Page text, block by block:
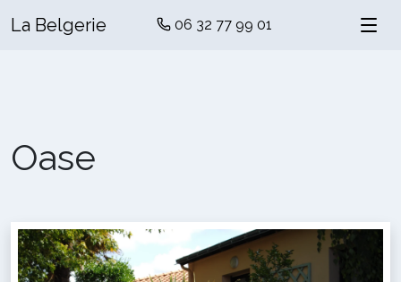
La Belgerie 06 32 77 99 01
Oase